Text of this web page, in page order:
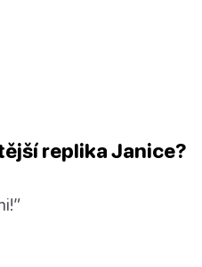
replika Janice?